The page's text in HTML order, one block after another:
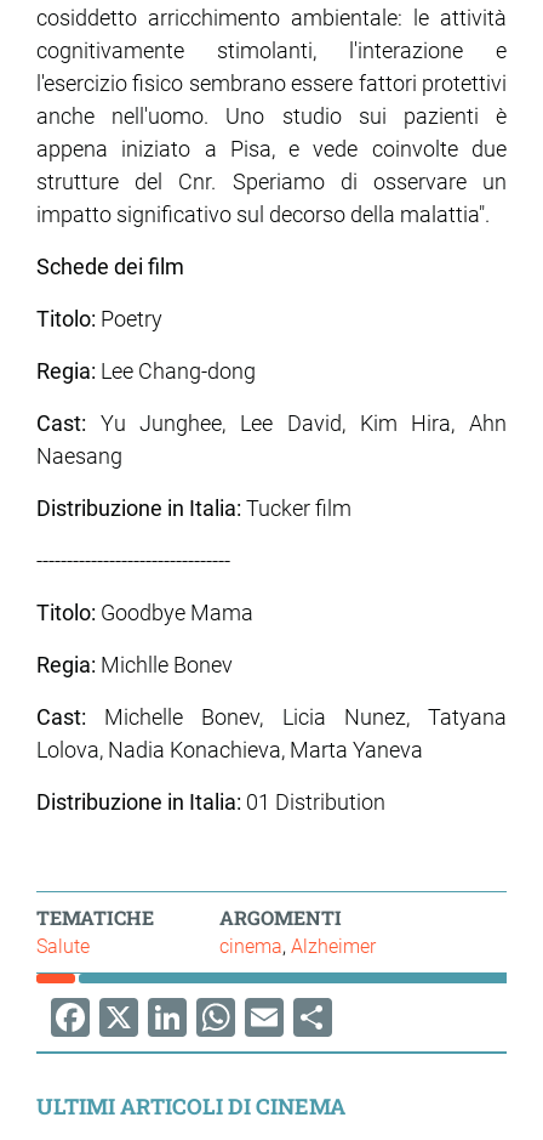
cosiddetto arricchimento ambientale: le attività
cognitivamente stimolanti, l'interazione e
l'esercizio fisico sembrano essere fattori protettivi
anche nell'uomo. Uno studio sui pazienti è
appena iniziato a Pisa, e vede coinvolte due
strutture del Cnr. Speriamo di osservare un
impatto significativo sul decorso della malattia".
Schede dei film
Titolo: Poetry
Regia: Lee Chang-dong
Cast: Yu Junghee, Lee David, Kim Hira, Ahn
Naesang
Distribuzione in Italia: Tucker film
--------------------------------
Titolo: Goodbye Mama
Regia: Michlle Bonev
Cast: Michelle Bonev, Licia Nunez, Tatyana
Lolova, Nadia Konachieva, Marta Yaneva
Distribuzione in Italia: 01 Distribution
TEMATICHE
Salute
ARGOMENTI
cinema Alzheimer
Facebook
X LinkedIn
WhatsApp
EmailShare
ULTIMI ARTICOLI DI CINEMA